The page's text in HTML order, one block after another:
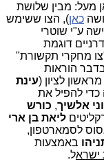
מעל: מבין שלושת
כאן), הצו ששימש
ע"י שוטרי
דוגמת
היה הצו הראשון שהוצא ב-9.2.17, "צו מחקרי תקשורת"
הוראות
לציון (עינת
להפיל את
אלשיך, כורש
ליאת בן ארי
לסמארטפון,
באמצעות
ישראל.